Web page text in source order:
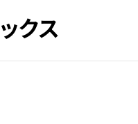
クス